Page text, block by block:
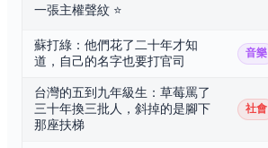
一張主權聲紋⭐
蘇打綠：他們花了二十年才知
道，自己的名字也要打官司
音樂
台灣的五到九年級生：草莓罵了
三十年換三批人，斜掉的是腳下
那座扶梯
社會